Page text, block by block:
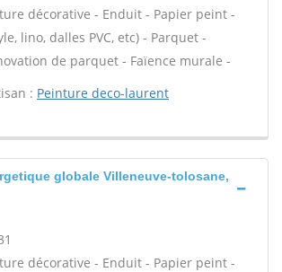
décorative - Enduit - Papier peint -
lino, dalles PVC, etc) - Parquet -
de parquet - Faïence murale -
: Peinture deco-laurent
globale Villeneuve-tolosane,
décorative - Enduit - Papier peint -